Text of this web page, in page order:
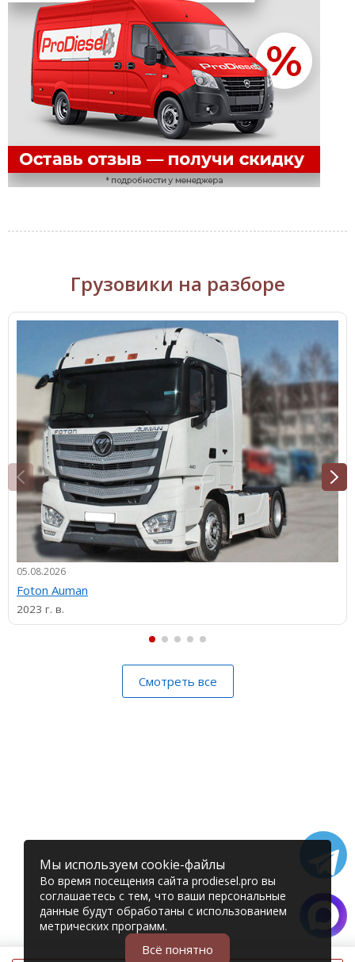
Грузовики на разборе
05.08.2026
Foton Auman
2023 г. в.
Смотреть все
Мы используем cookie-файлы
Во время посещения сайта prodiesel.pro вы
соглашаетесь с тем, что ваши персональные
данные будут обработаны с использованием
метрических программ.
Всё понятно